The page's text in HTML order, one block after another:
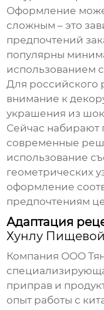
Оформление
сложным – это
предпочтений
популярны
использованием
Для российского
внимание к
украшения из
Сейчас набирают
современные
использование
геометрических
оформление
предпочтениям
Адаптация
Хунлу Пищевой
Компания ООО
приправ и
опыт работы с